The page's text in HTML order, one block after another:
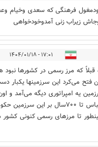
فرهنگی که سعدی وخیام
زیراب زنی آمدوخودخواهی
۱۷:۰۱ - ۱۴۰۴/۰۱/۱۸
قبلاً که مرز رسمی در کشورها نبود
فتح می‌کرد این سرزمینها یکبار
یه امپراتوری دیگه می‌آمد و
خلفای بنی عباس تا ۷۰۰سال بر این
تا مرزهای رسمی کنونی کشور